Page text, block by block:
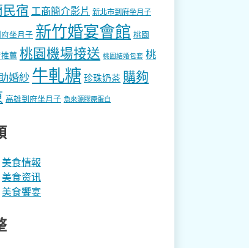
宿 工商簡介影片 新北市到府坐月子
坐月子 新竹婚宴會館 桃園
薦 桃園機場接送 桃園結婚包套 桃
婚紗 牛軋糖 珍珠奶茶 購夠
高雄到府坐月子 魚來源膠原蛋白
美食情報
美食资讯
美食饗宴